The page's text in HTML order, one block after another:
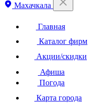
Махачкала
Главная
Каталог фирм
Акции/скидки
Афиша
Погода
Карта города